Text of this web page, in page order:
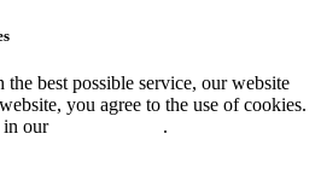
best possible service, our website
you agree to the use of cookies.
in our
.